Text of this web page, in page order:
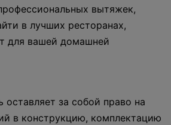
вытяжек,
в лучших ресторанах,
для вашей домашней
за собой право на
в конструкцию, комплектацию